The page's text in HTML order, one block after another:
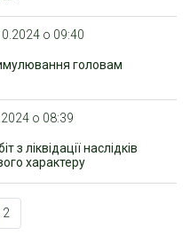
о 09:40
головам
о 08:39
з ліквідації наслідків
характеру
2